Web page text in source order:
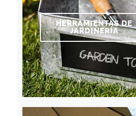
HERRAMIENTAS DE
JARDINERÍA